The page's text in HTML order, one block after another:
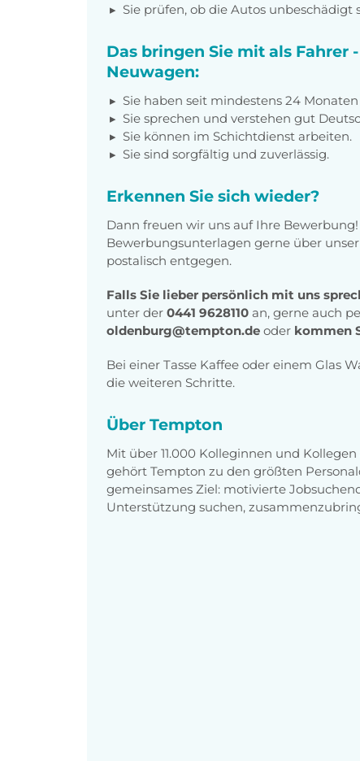
Sie prüfen, ob die Autos unbeschädigt
Das bringen Sie mit als Fahrer
Neuwagen:
Sie haben seit mindestens 24
Sie sprechen und verstehen gut
Sie können im Schichtdienst arbeiten.
Sie sind sorgfältig und zuverlässig.
Erkennen Sie sich wieder?
Dann freuen wir uns auf Ihre
Bewerbungsunterlagen gerne über
postalisch entgegen.
Falls Sie lieber persönlich mit uns
unter der 0441 9628110 an, gerne auch
oldenburg@tempton.de oder kommen
Bei einer Tasse Kaffee oder einem Glas
die weiteren Schritte.
Über Tempton
Mit über 11.000 Kolleginnen und
gehört Tempton zu den größten
gemeinsames Ziel: motivierte
Unterstützung suchen,